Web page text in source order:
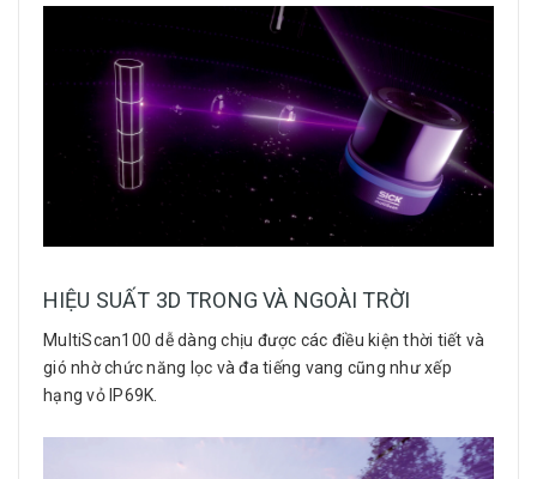
HIỆU SUẤT 3D TRONG VÀ NGOÀI TRỜI
MultiScan100 dễ dàng chịu được các điều kiện thời tiết và
gió nhờ chức năng lọc và đa tiếng vang cũng như xếp
hạng vỏ IP69K.